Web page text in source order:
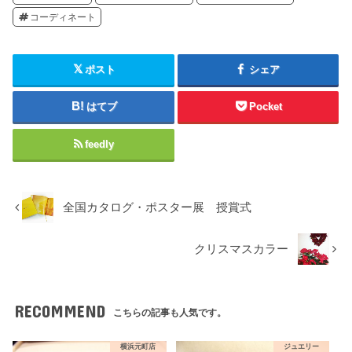
コーディネート
ポスト シェア
はてブ Pocket
feedly
全国カタログ・ポスター展 授賞式
クリスマスカラー
RECOMMEND こちらの記事も人気です。
横浜元町店 ジュエリー